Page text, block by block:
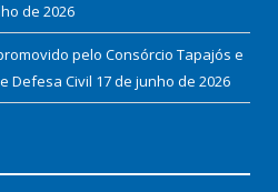
de 2026
pelo Consórcio Tapajós e
Defesa Civil 17 de junho de 2026